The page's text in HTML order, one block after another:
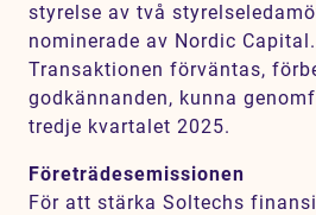
styrelse av två
nominerade av Nordic Capital.
Transaktionen förväntas,
godkännanden, kunna
tredje kvartalet 2025.
Företrädesemissionen
För att stärka Soltechs